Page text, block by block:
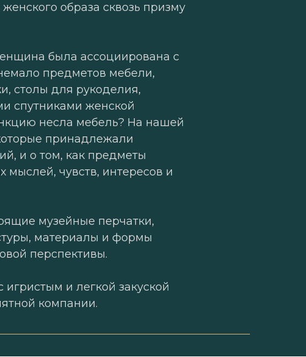
образа сквозь призму
была ассоциирована с
предметов мебели,
столы для рукоделия,
спутниками женской
несла мебель? На нашей
принадлежали
и о том, как предметы
мыслей, чувств, интересов и
музейные перчатки,
материалы и формы
перспективы.
и легкой закуской
компании.